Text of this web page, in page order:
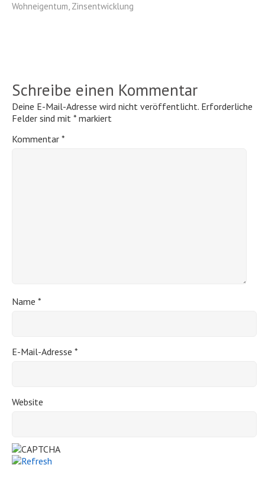
Wohneigentum, Zinsentwicklung
Schreibe einen Kommentar
Deine E-Mail-Adresse wird nicht veröffentlicht. Erforderliche
Felder sind mit * markiert
Kommentar *
Name *
E-Mail-Adresse *
Website